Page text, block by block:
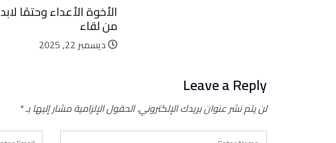
الأخوة الأعداء وحتمًا لابد
من لقاء
ديسمبر 22, 2025
Leave a Reply
لن يتم نشر عنوان بريدك الإلكتروني.الحقول الإلزامية مشار إليها بـ*